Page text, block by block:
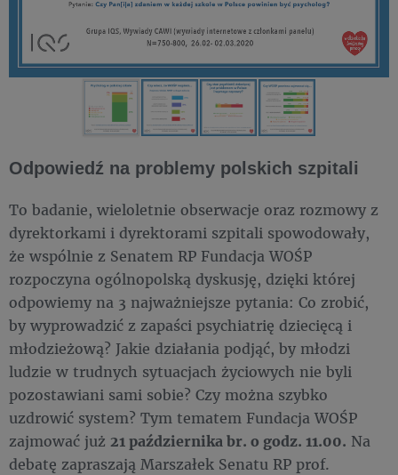
Odpowiedź na problemy polskich szpitali
To badanie, wieloletnie obserwacje oraz rozmowy z
dyrektorkami i dyrektorami szpitali spowodowały,
że wspólnie z Senatem RP Fundacja WOŚP
rozpoczyna ogólnopolską dyskusję, dzięki której
odpowiemy na 3 najważniejsze pytania: Co zrobić,
by wyprowadzić z zapaści psychiatrię dziecięcą i
młodzieżową? Jakie działania podjąć, by młodzi
ludzie w trudnych sytuacjach życiowych nie byli
pozostawiani sami sobie? Czy można szybko
uzdrowić system? Tym tematem Fundacja WOŚP
zajmować już 21 października br. o godz. 11.00. Na
debatę zapraszają Marszałek Senatu RP prof.